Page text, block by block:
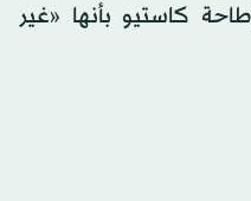
كاستيو بأنها «غير